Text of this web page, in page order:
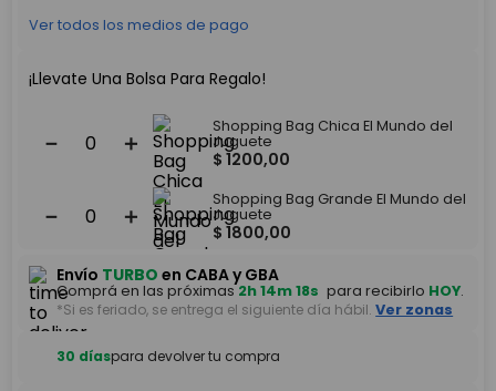
Ver todos los medios de pago
¡Llevate Una Bolsa Para Regalo!
＋
－
Shopping Bag Chica El Mundo del
Juguete
$ 1200,00
＋
－
Shopping Bag Grande El Mundo del
Juguete
$ 1800,00
Envío TURBO en CABA y GBA
Comprá en las próximas2h 14m 18s para recibirlo HOY.
*Si es feriado, se entrega el siguiente día hábil. Ver zonas
30 díaspara devolver tu compra